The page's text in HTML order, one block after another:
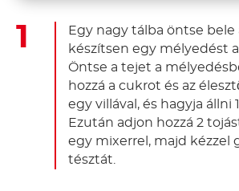
Egy nagy tálba öntse bele
készítsen egy mélyedést
Öntse a tejet a
hozzá a cukrot és az
egy villával, és hagyja állni
Ezután adjon hozzá 2
egy mixerrel, majd kézzel
tésztát.